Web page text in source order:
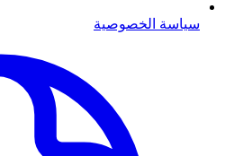
سياسة الخصوصية